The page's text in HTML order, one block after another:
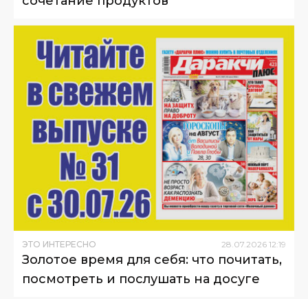
ЭТО ИНТЕРЕСНО 28 07 2026 12:19
Золотое время для себя: что почитать,
посмотреть и послушать на досуге